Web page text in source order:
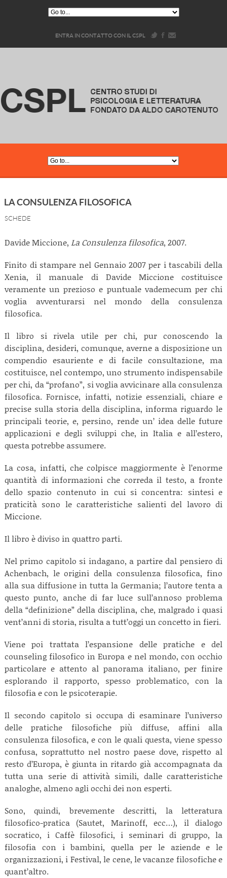
ENTRA IN CONTATTO CON IL CSPL
LA CONSULENZA FILOSOFICA
SCHEDE
Davide Miccione, La Consulenza filosofica, 2007.
Finito di stampare nel Gennaio 2007 per i tascabili della
Xenia, il manuale di Davide Miccione costituisce
veramente un prezioso e puntuale vademecum per chi
voglia avventurarsi nel mondo della consulenza
filosofica.
Il libro si rivela utile per chi, pur conoscendo la
disciplina, desideri, comunque, averne a disposizione un
compendio esauriente e di facile consultazione, ma
costituisce, nel contempo, uno strumento indispensabile
per chi, da “profano”, si voglia avvicinare alla consulenza
filosofica. Fornisce, infatti, notizie essenziali, chiare e
precise sulla storia della disciplina, informa riguardo le
principali teorie, e, persino, rende un’ idea delle future
applicazioni e degli sviluppi che, in Italia e all’estero,
questa potrebbe assumere.
La cosa, infatti, che colpisce maggiormente è l’enorme
quantità di informazioni che correda il testo, a fronte
dello spazio contenuto in cui si concentra: sintesi e
praticità sono le caratteristiche salienti del lavoro di
Miccione.
Il libro è diviso in quattro parti.
Nel primo capitolo si indagano, a partire dal pensiero di
Achenbach, le origini della consulenza filosofica, fino
alla sua diffusione in tutta la Germania; l’autore tenta a
questo punto, anche di far luce sull’annoso problema
della “definizione” della disciplina, che, malgrado i quasi
vent’anni di storia, risulta a tutt’oggi un concetto in fieri.
Viene poi trattata l’espansione delle pratiche e del
counseling filosofico in Europa e nel mondo, con occhio
particolare e attento al panorama italiano, per finire
esplorando il rapporto, spesso problematico, con la
filosofia e con le psicoterapie.
Il secondo capitolo si occupa di esaminare l’universo
delle pratiche filosofiche più diffuse, affini alla
consulenza filosofica, e con le quali questa, viene spesso
confusa, soprattutto nel nostro paese dove, rispetto al
resto d’Europa, è giunta in ritardo già accompagnata da
tutta una serie di attività simili, dalle caratteristiche
analoghe, almeno agli occhi dei non esperti.
Sono, quindi, brevemente descritti, la letteratura
filosofico-pratica (Sautet, Marinoff, ecc…), il dialogo
socratico, i Caffè filosofici, i seminari di gruppo, la
filosofia con i bambini, quella per le aziende e le
organizzazioni, i Festival, le cene, le vacanze filosofiche e
quant’altro.